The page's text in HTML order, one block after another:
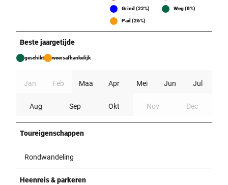
Grind (22%) Weg (8%)
Pad (26%)
Beste jaargetijde
geschikt weersafhankelijk
Jan Feb Maa Apr Mei Jun Jul
Aug Sep Okt Nov Dec
Toureigenschappen
Rondwandeling
Heenreis & parkeren